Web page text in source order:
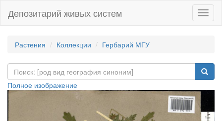
Депозитарий живых систем
Растения Коллекции Гербарий МГУ
Полное изображение